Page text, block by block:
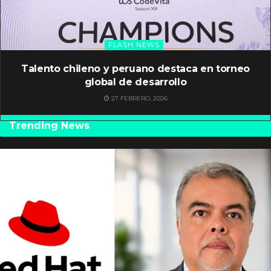
FLASH NEWS
Talento chileno y peruano destaca en torneo
global de desarrollo
27 FEBRERO, 2026
Trending News